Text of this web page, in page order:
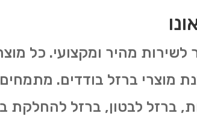
לשירות מהיר ומקצועי. כל
מוצרי ברזל בודדים.
ברזל לבטון, ברזל להחלקת